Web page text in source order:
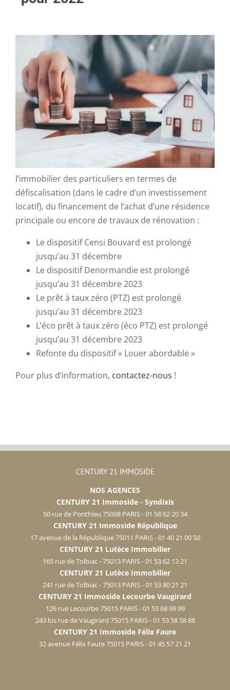
Certaines mesures de la loi de finances affectent
l’immobilier des particuliers en termes de
défiscalisation (dans le cadre d’un investissement
locatif), du financement de l’achat d’une résidence
principale ou encore de travaux de rénovation :
Le dispositif Censi Bouvard est prolongé
jusqu’au 31 décembre
Le dispositif Denormandie est prolongé
jusqu’au 31 décembre 2023
Le prêt à taux zéro (PTZ) est prolongé
jusqu’au 31 décembre 2023
L’éco prêt à taux zéro (éco PTZ) est prolongé
jusqu’au 31 décembre 2023
Refonte du dispositif « Louer abordable »
Pour plus d’information, contactez-nous !
CENTURY 21 IMMOSIDE
NOS AGENCES
CENTURY 21 Immoside - Syndixis
50 rue de Ponthieu 75008 PARIS - 01 58 62 20 34
CENTURY 21 Immoside République
17 avenue de la République 75011 PARIS - 01 40 21 00 50
CENTURY 21 Lutèce Immobilier
165 rue de Tolbiac - 75013 PARIS - 01 53 62 13 21
CENTURY 21 Lutèce Immobilier
241 rue de Tolbiac - 75013 PARIS - 01 53 80 21 21
CENTURY 21 Immoside Lecourbe Vaugirard
126 rue Lecourbe 75015 PARIS - 01 53 68 99 99
243 bis rue de Vaugirard 75015 PARIS - 01 53 58 58 88
CENTURY 21 Immoside Félix Faure
32 avenue Félix Faure 75015 PARIS - 01 45 57 21 21